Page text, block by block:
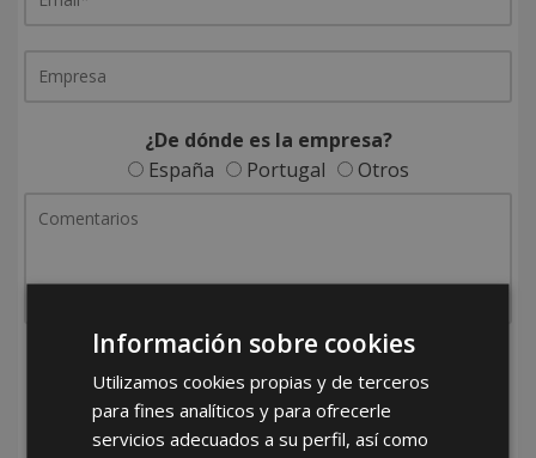
¿De dónde es la empresa?
España
Portugal Otros
Información sobre cookies
Utilizamos cookies propias y de terceros
para fines analíticos y para ofrecerle
servicios adecuados a su perfil, así como